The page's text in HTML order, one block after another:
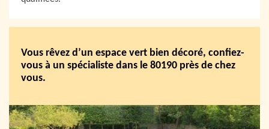
Vous rêvez d’un espace vert bien décoré, confiez-
vous à un spécialiste dans le 80190 près de chez
vous.